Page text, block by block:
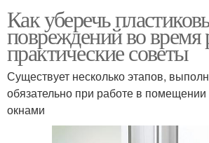
Как уберечь
повреждений во время
практические советы
Существует несколько этапов,
обязательно при работе в
окнами